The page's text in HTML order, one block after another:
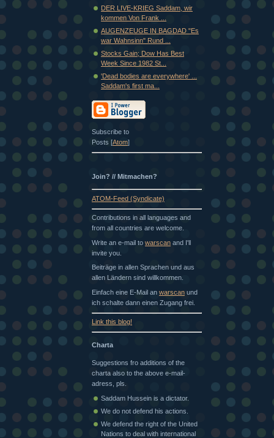
DER LIVE-KRIEG Saddam, wir
kommen Von Frank ...
AUGENZEUGE IN BAGDAD "Es
war Wahnsinn" Rund ...
Stocks Gain; Dow Has Best
Week Since 1982 St...
'Dead bodies are everywhere' ...
Saddam's first ma...
Subscribe to
Posts [Atom]
Join? // Mitmachen?
ATOM-Feed (Syndicate)
Contributions in all languages and
from all countries are welcome.
Write an e-mail to warscan and I'll
invite you.
Beiträge in allen Sprachen und aus
allen Ländern sind willkommen.
Einfach eine E-Mail an warscan und
ich schalte dann einen Zugang frei.
Link this blog!
Charta
Suggestions fro additions of the
charta also to the above e-mail-
adress, pls.
Saddam Hussein is a dictator.
We do not defend his actions.
We defend the right of the United
Nations to deal with international